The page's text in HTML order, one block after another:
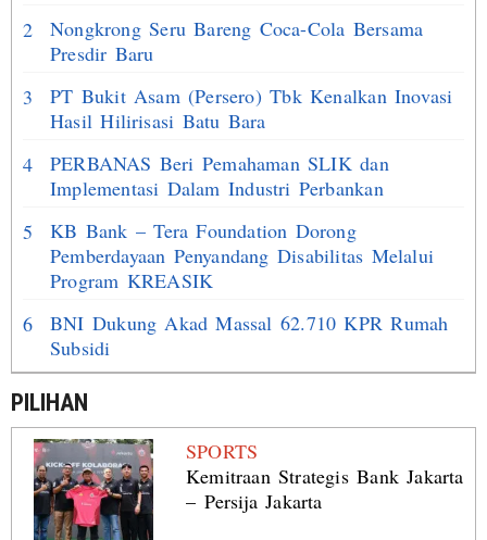
2
Nongkrong Seru Bareng Coca-Cola Bersama
Presdir Baru
3
PT Bukit Asam (Persero) Tbk Kenalkan Inovasi
Hasil Hilirisasi Batu Bara
4
PERBANAS Beri Pemahaman SLIK dan
Implementasi Dalam Industri Perbankan
5
KB Bank – Tera Foundation Dorong
Pemberdayaan Penyandang Disabilitas Melalui
Program KREASIK
6
BNI Dukung Akad Massal 62.710 KPR Rumah
Subsidi
PILIHAN
SPORTS
Kemitraan Strategis Bank Jakarta
– Persija Jakarta